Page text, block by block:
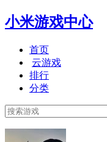
小米游戏中心
首页
云游戏
排行
分类